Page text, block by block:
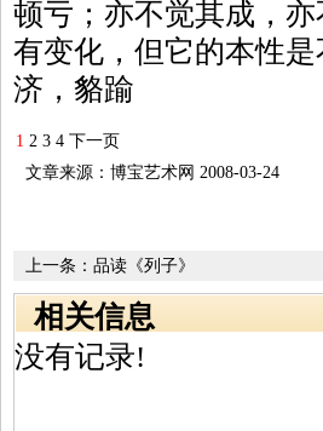
顿亏；亦不觉其成，
有变化，但它的本性
济，貉踰
1 2 3 4 下一页
文章来源：博宝艺术网 2008-03-24
上一条： 品读《列子》
相关信息
没有记录!